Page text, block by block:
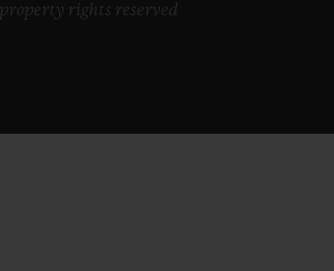
property rights reserved